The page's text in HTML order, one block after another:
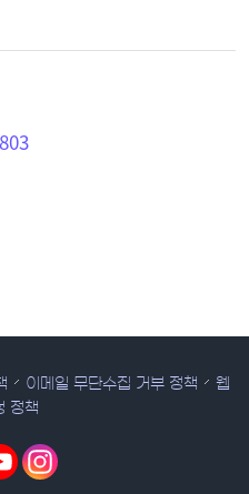
이메일 무단수집 거부 정책
웹
정책